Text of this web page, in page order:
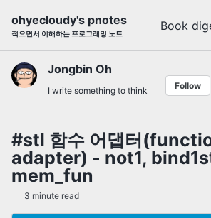
navigation
ohyecloudy's pnotes
적으면서 이해하는 프로그래밍 노트
Book
Jongbin Oh
I write something to think Follow
#stl 함수 어댑터
adapter) - not1,
mem_fun
3 minute read